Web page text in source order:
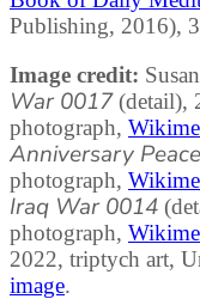
Publishing, 2016),
Image credit:
War 0017(detail),
photograph,
Anniversary
photograph,
Iraq War 0014
photograph,
2022, triptych art,
image.